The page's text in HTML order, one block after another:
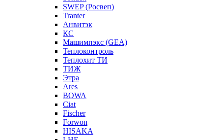
SWEP (Росвеп)
Tranter
Анвитэк
КС
Машимпэкс (GEA)
Теплоконтроль
Теплохит ТИ
ТИЖ
Этра
Ares
BOWA
Ciat
Fischer
Forwon
HISAKA